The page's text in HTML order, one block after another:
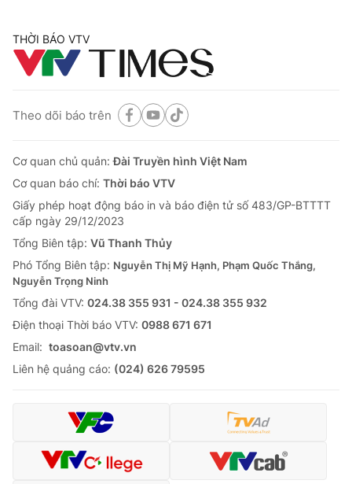
THỜI BÁO VTV
Theo dõi báo trên
Cơ quan chủ quản:Đài Truyền hình Việt Nam
Cơ quan báo chí: Thời báo VTV
Giấy phép hoạt động báo in và báo điện tử số 483/GP-BTTTT
cấp ngày 29/12/2023
Tổng Biên tập: Vũ Thanh Thủy
Phó Tổng Biên tập: Nguyễn Thị Mỹ Hạnh, Phạm Quốc Thắng,
Nguyễn Trọng Ninh
Tổng đài VTV: 024.38 355 931 - 024.38 355 932
Ðiện thoại Thời báo VTV: 0988 671 671
Email: toasoan@vtv.vn
Liên hệ quảng cáo: (024) 626 79595